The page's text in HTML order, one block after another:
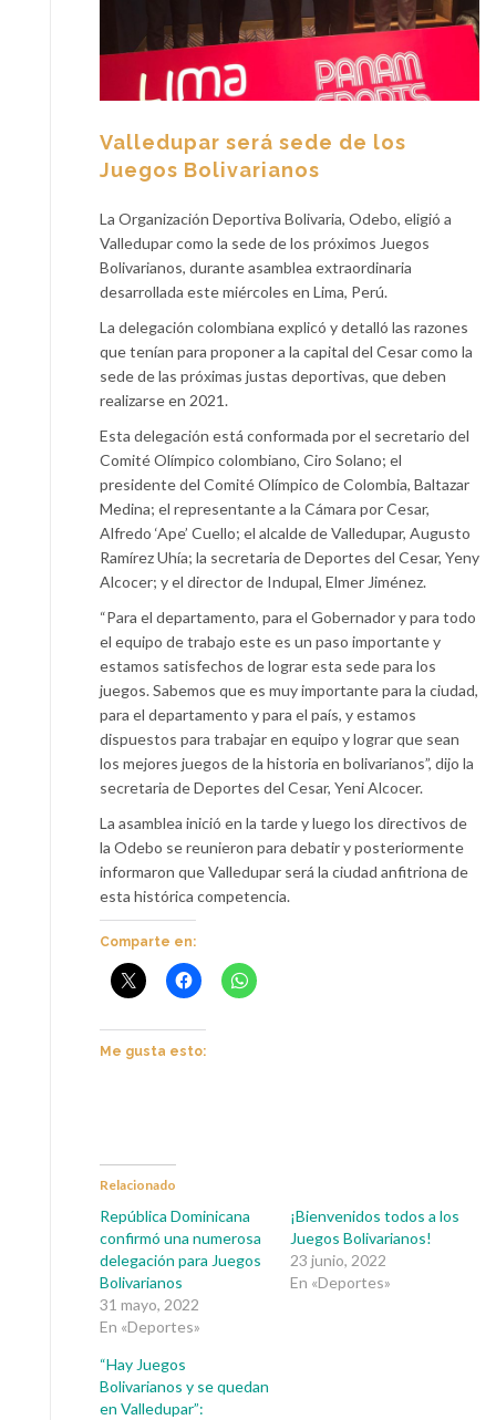
Valledupar será sede de los
Juegos Bolivarianos
La Organización Deportiva Bolivaria, Odebo, eligió a
Valledupar como la sede de los próximos Juegos
Bolivarianos, durante asamblea extraordinaria
desarrollada este miércoles en Lima, Perú.
La delegación colombiana explicó y detalló las razones
que tenían para proponer a la capital del Cesar como la
sede de las próximas justas deportivas, que deben
realizarse en 2021.
Esta delegación está conformada por el secretario del
Comité Olímpico colombiano, Ciro Solano; el
presidente del Comité Olímpico de Colombia, Baltazar
Medina; el representante a la Cámara por Cesar,
Alfredo ‘Ape’ Cuello; el alcalde de Valledupar, Augusto
Ramírez Uhía; la secretaria de Deportes del Cesar, Yeny
Alcocer; y el director de Indupal, Elmer Jiménez.
“Para el departamento, para el Gobernador y para todo
el equipo de trabajo este es un paso importante y
estamos satisfechos de lograr esta sede para los
juegos. Sabemos que es muy importante para la ciudad,
para el departamento y para el país, y estamos
dispuestos para trabajar en equipo y lograr que sean
los mejores juegos de la historia en bolivarianos”, dijo la
secretaria de Deportes del Cesar, Yeni Alcocer.
La asamblea inició en la tarde y luego los directivos de
la Odebo se reunieron para debatir y posteriormente
informaron que Valledupar será la ciudad anfitriona de
esta histórica competencia.
Comparte en:
Me gusta esto:
Relacionado
República Dominicana
confirmó una numerosa
delegación para Juegos
Bolivarianos
31 mayo, 2022
En «Deportes»
¡Bienvenidos todos a los
Juegos Bolivarianos!
23 junio, 2022
En «Deportes»
“Hay Juegos
Bolivarianos y se quedan
en Valledupar”: